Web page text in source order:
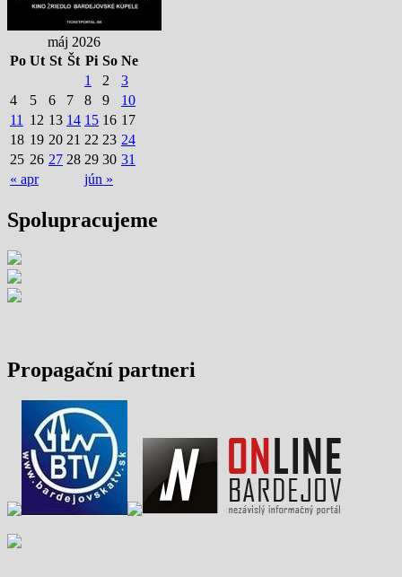
máj 2026
Po Ut St Št Pi So Ne
« apr jún »
1 2
3
4
5 6 7 8 9
10
11
12 13 14 15 16 17
18 19 20 21 22 23 24
25 26 27 28 29 30 31
Spolupracujeme
Propagační partneri